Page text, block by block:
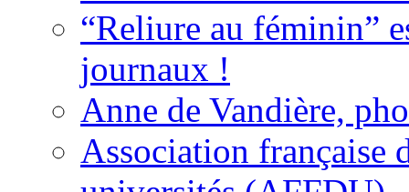
“Reliure au féminin”
journaux !
Anne de Vandière,
Association française